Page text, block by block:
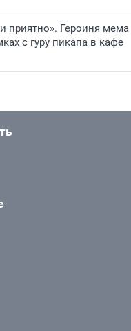
приятно». Героиня мема
с гуру пикапа в кафе